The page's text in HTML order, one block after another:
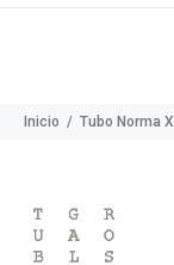
Inicio Tubo Norma X